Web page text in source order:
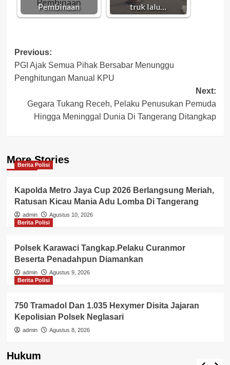
Pembinaan truk lalu…
Post
navigation
Previous:
PGI Ajak Semua Pihak Bersabar Menunggu
Penghitungan Manual KPU
Next:
Gegara Tukang Receh, Pelaku Penusukan Pemuda
Hingga Meninggal Dunia Di Tangerang Ditangkap
More Stories
Berita Polisi
Kapolda Metro Jaya Cup 2026 Berlangsung Meriah,
Ratusan Kicau Mania Adu Lomba Di Tangerang
admin
Agustus 10, 2026
Berita Polisi
Polsek Karawaci Tangkap.Pelaku Curanmor
Beserta Penadahpun Diamankan
admin
Agustus 9, 2026
Berita Polisi
750 Tramadol Dan 1.035 Hexymer Disita Jajaran
Kepolisian Polsek Neglasari
admin Agustus 8, 2026
Hukum
Berita Polisi